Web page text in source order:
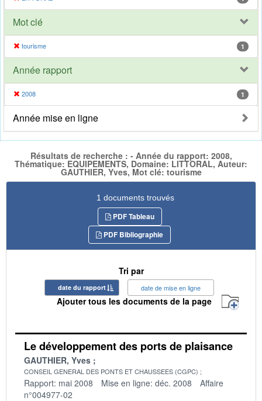
Mot clé
tourisme 1
Année rapport
2008 1
Année mise en ligne
Résultats de recherche : - Année du rapport: 2008,
Thématique: EQUIPEMENTS, Domaine: LITTORAL, Auteur:
GAUTHIER, Yves, Mot clé: tourisme
1 documents trouvés
PDF Tableau
PDF Bibliographie
Tri par
date du rapport date de mise en ligne
Ajouter tous les documents de la page
Le développement des ports de plaisance
GAUTHIER, Yves
CONSEIL GENERAL DES PONTS ET CHAUSSEES (CGPC)
Rapport: mai 2008 Mise en ligne: déc. 2008
Affaire
n°004977-02